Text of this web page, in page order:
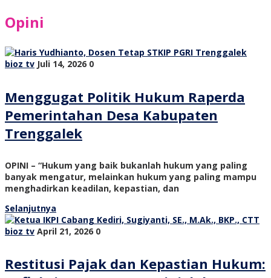
Opini
bioz tv Juli 14, 2026 0
Menggugat Politik Hukum Raperda
Pemerintahan Desa Kabupaten
Trenggalek
OPINI – “Hukum yang baik bukanlah hukum yang paling
banyak mengatur, melainkan hukum yang paling mampu
menghadirkan keadilan, kepastian, dan
Selanjutnya
bioz tv April 21, 2026 0
Restitusi Pajak dan Kepastian Hukum: